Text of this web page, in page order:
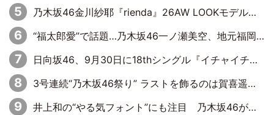
乃木坂46金川紗耶『rienda』26AW LOOKモデルに就任
“福太郎愛”で話題…乃木坂46一ノ瀬美空、地元福岡『めんべい25周年トップサポーター』に就任
日向坂46、9月30日に18thシングル『イチャイチャ虫』の発売決定！ フォーメーションは『日向坂で会いましょう』にて発表
3号連続“乃木坂46祭り” ラストを飾るのは賀喜遥香…5年ぶりの登場に「5年分大人になった私を見ていただけたら」
井上和の“やる気フォント”にも注目 乃木坂46が挑んだ書道パフォーマンスの舞台裏